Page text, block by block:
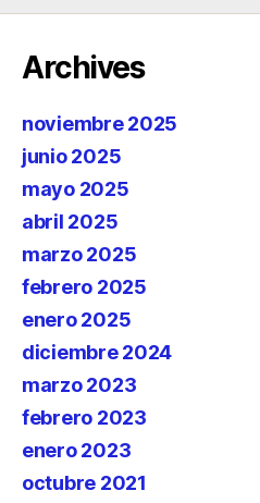
Archives
noviembre 2025
junio 2025
mayo 2025
abril 2025
marzo 2025
febrero 2025
enero 2025
diciembre 2024
marzo 2023
febrero 2023
enero 2023
octubre 2021